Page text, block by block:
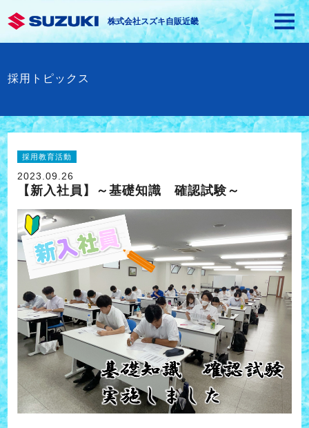
株式会社スズキ自販近畿
採用トピックス
採用教育活動
2023.09.26
【新入社員】～基礎知識 確認試験～